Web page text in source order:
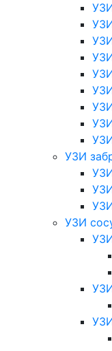
УЗИ
УЗИ